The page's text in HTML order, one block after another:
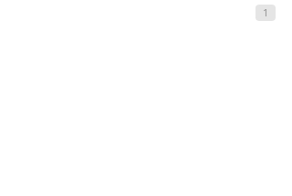
1